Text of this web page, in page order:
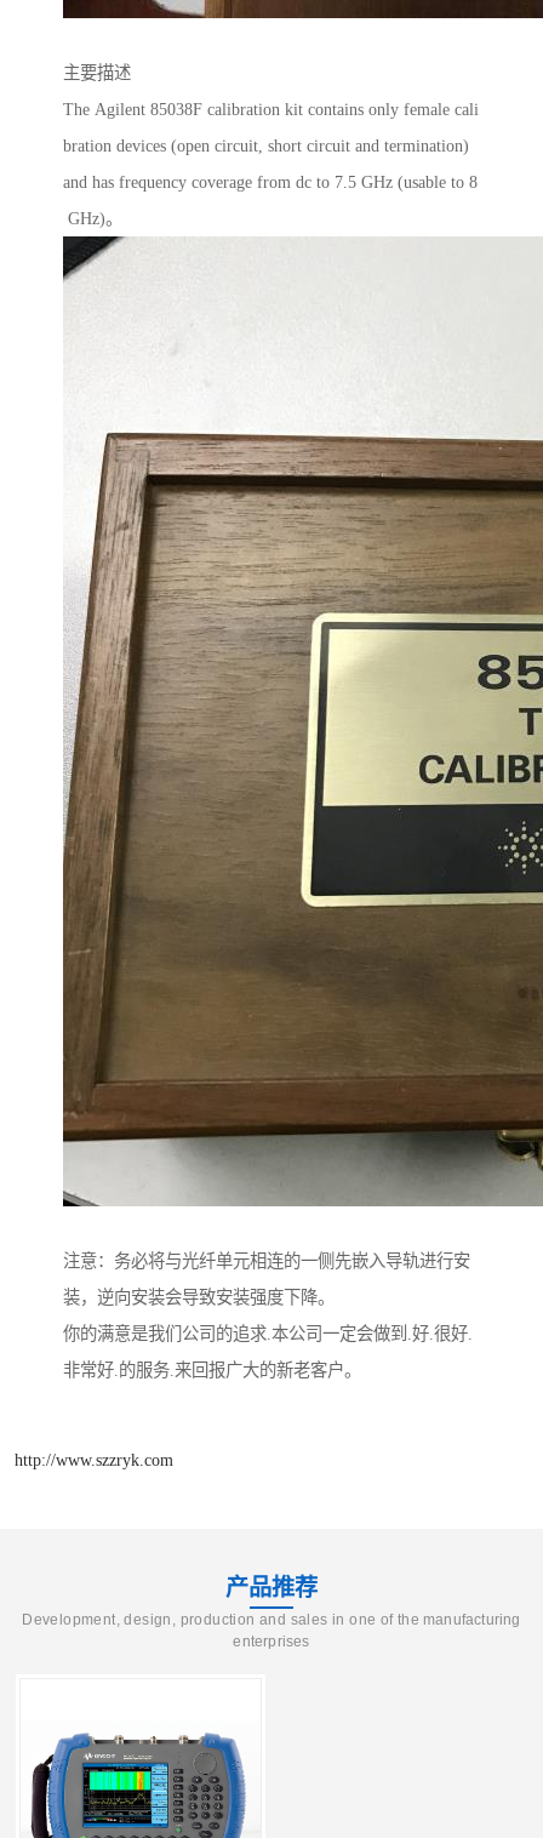
主要描述
The Agilent 85038F calibration kit contains only female cali
bration devices (open circuit, short circuit and termination)
and has frequency coverage from dc to 7.5 GHz (usable to 8
GHz)。
注意：务必将与光纤单元相连的一侧先嵌入导轨进行安
装，逆向安装会导致安装强度下降。
你的满意是我们公司的追求.本公司一定会做到.好.很好.
非常好.的服务.来回报广大的新老客户。
http://www.szzryk.com
产品推荐
Development, design, production and sales in one of the manufacturing
enterprises